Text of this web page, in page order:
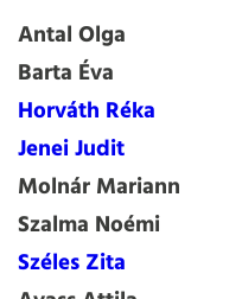
Antal Olga
Barta Éva
Horváth Réka
Jenei Judit
Molnár Mariann
Szalma Noémi
Széles Zita